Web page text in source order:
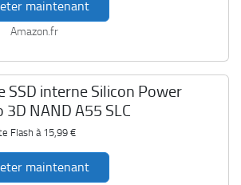
maintenant
Amazon.fr
SSD interne Silicon Power
3D NAND A55 SLC
Flash à15,99 €
maintenant